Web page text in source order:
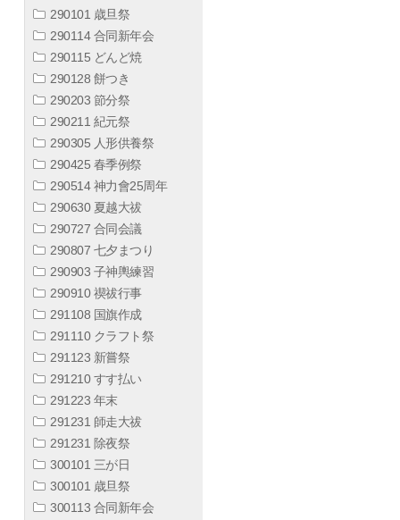
290101 歳旦祭
290114 合同新年会
290115 どんど焼
290128 餅つき
290203 節分祭
290211 紀元祭
290305 人形供養祭
290425 春季例祭
290514 神力會25周年
290630 夏越大祓
290727 合同会議
290807 七夕まつり
290903 子神輿練習
290910 禊祓行事
291108 国旗作成
291110 クラフト祭
291123 新嘗祭
291210 すす払い
291223 年末
291231 師走大祓
291231 除夜祭
300101 三が日
300101 歳旦祭
300113 合同新年会